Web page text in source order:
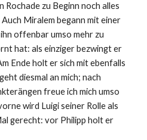
Rochade zu Beginn noch alles
Miralem begann mit einer
offenbar umso mehr zu
hat: als einziger bezwingt er
Ende holt er sich mit ebenfalls
diesmal an mich; nach
freue ich mich umso
wird Luigi seiner Rolle als
gerecht: vor Philipp holt er